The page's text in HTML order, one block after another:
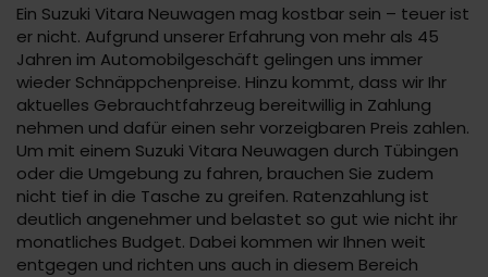
Ein Suzuki Vitara Neuwagen mag kostbar sein – teuer ist
er nicht. Aufgrund unserer Erfahrung von mehr als 45
Jahren im Automobilgeschäft gelingen uns immer
wieder Schnäppchenpreise. Hinzu kommt, dass wir Ihr
aktuelles Gebrauchtfahrzeug bereitwillig in Zahlung
nehmen und dafür einen sehr vorzeigbaren Preis zahlen.
Um mit einem Suzuki Vitara Neuwagen durch Tübingen
oder die Umgebung zu fahren, brauchen Sie zudem
nicht tief in die Tasche zu greifen. Ratenzahlung ist
deutlich angenehmer und belastet so gut wie nicht ihr
monatliches Budget. Dabei kommen wir Ihnen weit
entgegen und richten uns auch in diesem Bereich